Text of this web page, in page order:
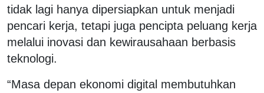
tidak lagi hanya dipersiapkan untuk menjadi
pencari kerja, tetapi juga pencipta peluang kerja
melalui inovasi dan kewirausahaan berbasis
teknologi.
“Masa depan ekonomi digital membutuhkan